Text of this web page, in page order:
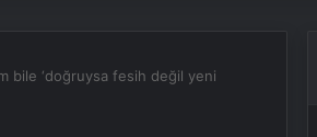
bile ‘doğruysa fesih değil yeni